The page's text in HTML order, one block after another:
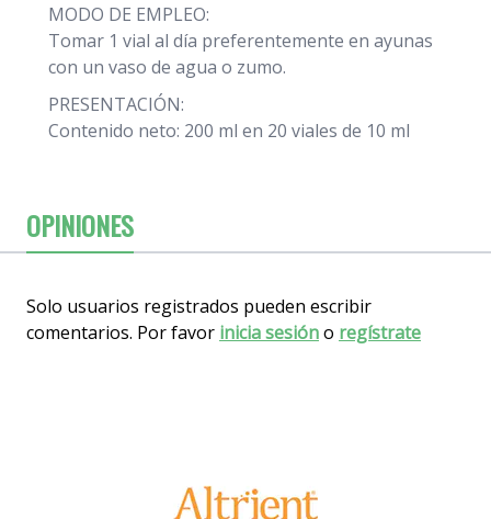
MODO DE EMPLEO:
Tomar 1 vial al día preferentemente en ayunas
con un vaso de agua o zumo.
PRESENTACIÓN:
Contenido neto: 200 ml en 20 viales de 10 ml
OPINIONES
Solo usuarios registrados pueden escribir
comentarios. Por favor inicia sesióno regístrate